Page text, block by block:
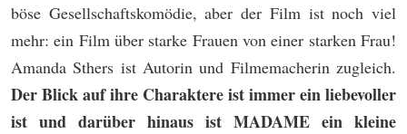
böse Gesellschaftskomödie, aber der Film ist noch viel
mehr: ein Film über starke Frauen von einer starken Frau!
Amanda Sthers ist Autorin und Filmemacherin zugleich.
Der Blick auf ihre Charaktere ist immer ein liebevoller
ist und darüber hinaus ist MADAME ein kleine